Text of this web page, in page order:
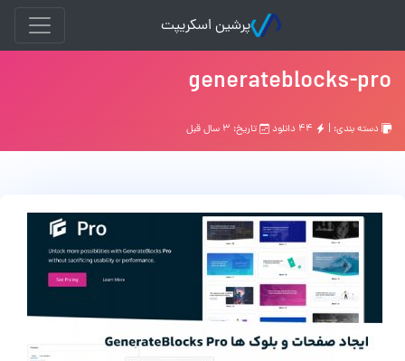
پرشین اسکریپت
generateblocks-pro
دسته بندی: | تاریخ: ۳ سال قبل